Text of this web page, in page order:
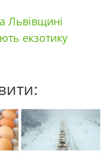
Львівщині
екзотику